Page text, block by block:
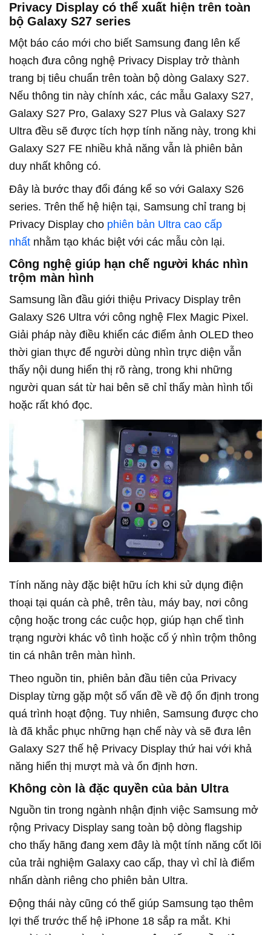
Privacy Display có thể xuất hiện trên toàn
bộ Galaxy S27 series
Một báo cáo mới cho biết Samsung đang lên kế
hoạch đưa công nghệ Privacy Display trở thành
trang bị tiêu chuẩn trên toàn bộ dòng Galaxy S27.
Nếu thông tin này chính xác, các mẫu Galaxy S27,
Galaxy S27 Pro, Galaxy S27 Plus và Galaxy S27
Ultra đều sẽ được tích hợp tính năng này, trong khi
Galaxy S27 FE nhiều khả năng vẫn là phiên bản
duy nhất không có.
Đây là bước thay đổi đáng kể so với Galaxy S26
series. Trên thế hệ hiện tại, Samsung chỉ trang bị
Privacy Display cho phiên bản Ultra cao cấp
nhất nhằm tạo khác biệt với các mẫu còn lại.
Công nghệ giúp hạn chế người khác nhìn
trộm màn hình
Samsung lần đầu giới thiệu Privacy Display trên
Galaxy S26 Ultra với công nghệ Flex Magic Pixel.
Giải pháp này điều khiển các điểm ảnh OLED theo
thời gian thực để người dùng nhìn trực diện vẫn
thấy nội dung hiển thị rõ ràng, trong khi những
người quan sát từ hai bên sẽ chỉ thấy màn hình tối
hoặc rất khó đọc.
Tính năng này đặc biệt hữu ích khi sử dụng điện
thoại tại quán cà phê, trên tàu, máy bay, nơi công
cộng hoặc trong các cuộc họp, giúp hạn chế tình
trạng người khác vô tình hoặc cố ý nhìn trộm thông
tin cá nhân trên màn hình.
Theo nguồn tin, phiên bản đầu tiên của Privacy
Display từng gặp một số vấn đề về độ ổn định trong
quá trình hoạt động. Tuy nhiên, Samsung được cho
là đã khắc phục những hạn chế này và sẽ đưa lên
Galaxy S27 thế hệ Privacy Display thứ hai với khả
năng hiển thị mượt mà và ổn định hơn.
Không còn là đặc quyền của bản Ultra
Nguồn tin trong ngành nhận định việc Samsung mở
rộng Privacy Display sang toàn bộ dòng flagship
cho thấy hãng đang xem đây là một tính năng cốt lõi
của trải nghiệm Galaxy cao cấp, thay vì chỉ là điểm
nhấn dành riêng cho phiên bản Ultra.
Động thái này cũng có thể giúp Samsung tạo thêm
lợi thế trước thế hệ iPhone 18 sắp ra mắt. Khi